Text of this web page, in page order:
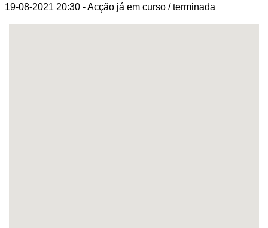
19-08-2021 20:30 - Acção já em curso / terminada